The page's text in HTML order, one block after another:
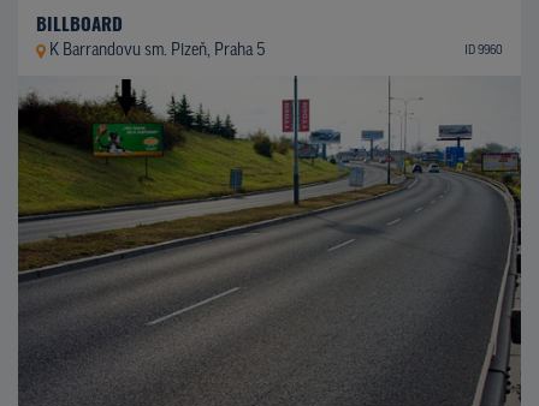
BILLBOARD
K Barrandovu sm. Plzeň, Praha 5 ID 9960